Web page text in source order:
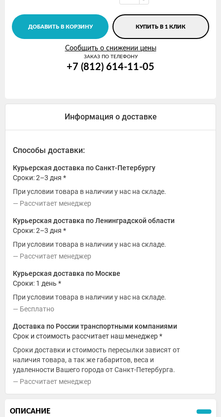
ДОБАВИТЬ В КОРЗИНУ КУПИТЬ В 1 КЛИК
Сообщить о снижении цены
ЗАКАЗ ПО ТЕЛЕФОНУ
+7 (812) 614-11-05
Информация о доставке
Способы доставки:
Курьерская доставка по Санкт-Петербургу
Сроки: 2–3 дня *
При условии товара в наличии у нас на складе.
Рассчитает менеджер
Курьерская доставка по Ленинградской области
Сроки: 2–3 дня *
При условии товара в наличии у нас на складе.
Рассчитает менеджер
Курьерская доставка по Москве
Сроки: 1 день *
При условии товара в наличии у нас на складе.
Бесплатно
Доставка по России транспортными компаниями
Срок и стоимость рассчитает наш менеджер *
Сроки доставки и стоимость пересылки зависят от
наличия товара, а так же габаритов, веса и
удаленности Вашего города от Санкт-Петербурга.
Рассчитает менеджер
ОПИСАНИЕ